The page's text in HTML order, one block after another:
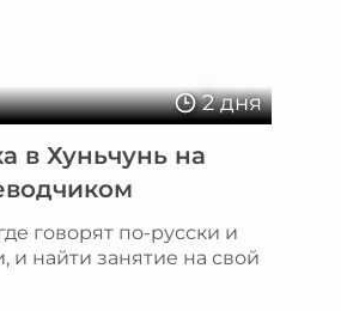
2 дня
в Хуньчунь на
говорят по-русски и
и найти занятие на свой